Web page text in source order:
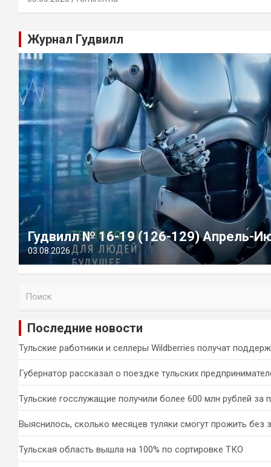
Журнал Гудвилл
Гудвилл № 16-19 (126-129) Апрель-
03.08.2026
и
Последние новости
Тульские работники и селлеры Wildberries получат
Губернатор рассказал о поездке тульских
Тульские госслужащие получили более 600 млн рублей за
Выяснилось, сколько месяцев туляки смогут прожить без
Тульская область вышла на 100% по сортировке ТКО